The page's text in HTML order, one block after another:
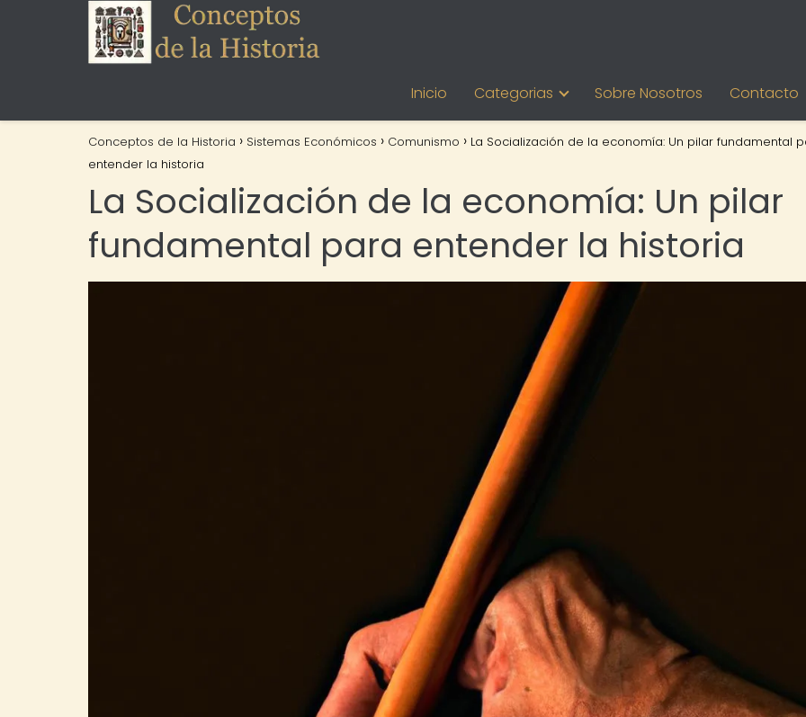
Inicio Categorias Sobre Nosotros Contacto
Conceptos de la Historia Sistemas Económicos Comunismo
La Socialización de la economía: Un pilar fundamental
entender la historia
La Socialización de la economía: Un pilar
fundamental para entender la historia